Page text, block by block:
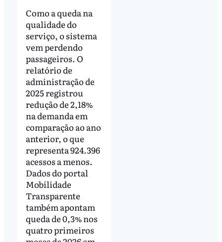
Como a queda na
qualidade do
serviço, o sistema
vem perdendo
passageiros. O
relatório de
administração de
2025 registrou
redução de 2,18%
na demanda em
comparação ao ano
anterior, o que
representa 924.396
acessos a menos.
Dados do portal
Mobilidade
Transparente
também apontam
queda de 0,3% nos
quatro primeiros